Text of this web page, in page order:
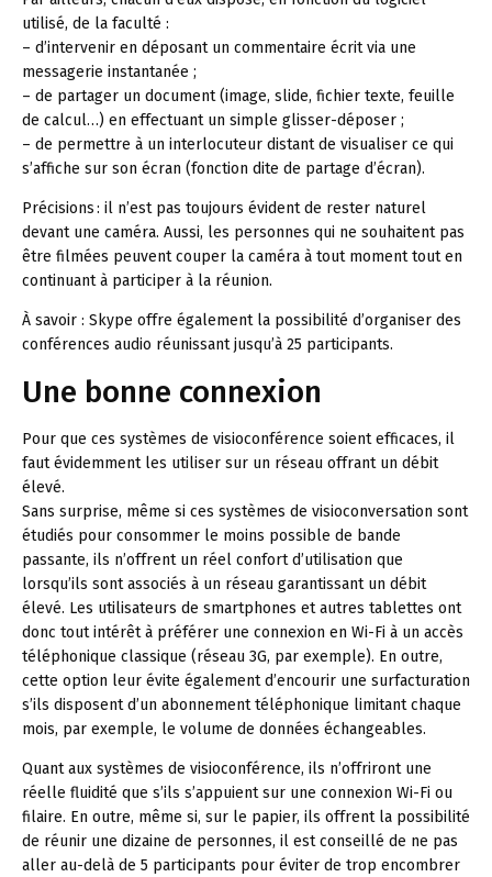
utilisé, de la faculté :
– d’intervenir en déposant un commentaire écrit via une
messagerie instantanée ;
– de partager un document (image, slide, fichier texte, feuille
de calcul…) en effectuant un simple glisser-déposer ;
– de permettre à un interlocuteur distant de visualiser ce qui
s’affiche sur son écran (fonction dite de partage d’écran).
Précisions : il n’est pas toujours évident de rester naturel
devant une caméra. Aussi, les personnes qui ne souhaitent pas
être filmées peuvent couper la caméra à tout moment tout en
continuant à participer à la réunion.
À savoir : Skype offre également la possibilité d’organiser des
conférences audio réunissant jusqu’à 25 participants.
Une bonne connexion
Pour que ces systèmes de visioconférence soient efficaces, il
faut évidemment les utiliser sur un réseau offrant un débit
élevé.
Sans surprise, même si ces systèmes de visioconversation sont
étudiés pour consommer le moins possible de bande
passante, ils n’offrent un réel confort d’utilisation que
lorsqu’ils sont associés à un réseau garantissant un débit
élevé. Les utilisateurs de smartphones et autres tablettes ont
donc tout intérêt à préférer une connexion en Wi-Fi à un accès
téléphonique classique (réseau 3G, par exemple). En outre,
cette option leur évite également d’encourir une surfacturation
s’ils disposent d’un abonnement téléphonique limitant chaque
mois, par exemple, le volume de données échangeables.
Quant aux systèmes de visioconférence, ils n’offriront une
réelle fluidité que s’ils s’appuient sur une connexion Wi-Fi ou
filaire. En outre, même si, sur le papier, ils offrent la possibilité
de réunir une dizaine de personnes, il est conseillé de ne pas
aller au-delà de 5 participants pour éviter de trop encombrer